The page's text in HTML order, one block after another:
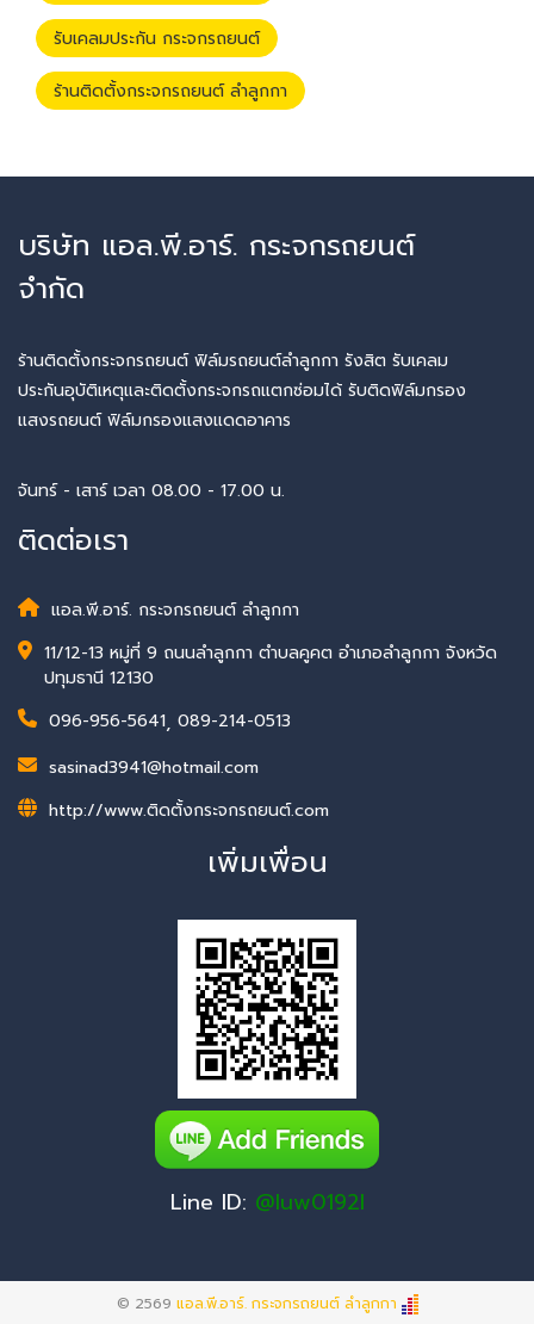
รับเคลมประกัน กระจกรถยนต์
ร้านติดตั้งกระจกรถยนต์ ลำลูกกา
บริษัท แอล.พี.อาร์. กระจกรถยนต์
จำกัด
ร้านติดตั้งกระจกรถยนต์ ฟิล์มรถยนต์ลำลูกกา รังสิต รับเคลม
ประกันอุบัติเหตุและติดตั้งกระจกรถแตกซ่อมได้ รับติดฟิล์มกรอง
แสงรถยนต์ ฟิล์มกรองแสงแดดอาคาร
จันทร์ - เสาร์ เวลา 08.00 - 17.00 น.
ติดต่อเรา
แอล.พี.อาร์. กระจกรถยนต์ ลำลูกกา
11/12-13 หมู่ที่ 9 ถนนลำลูกกา ตำบลคูคต อำเภอลำลูกกา จังหวัด
ปทุมธานี 12130
096-956-5641, 089-214-0513
sasinad3941@hotmail.com
http://www.ติดตั้งกระจกรถยนต์.com
เพิ่มเพื่อน
Line ID: @luw0192l
© 2569 แอล.พี.อาร์. กระจกรถยนต์ ลำลูกกา